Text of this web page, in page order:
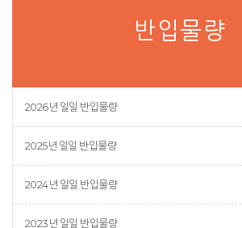
반입물량
2026년 일일 반입물량
2025년 일일 반입물량
2024년 일일 반입물량
2023년 일일 반입물량